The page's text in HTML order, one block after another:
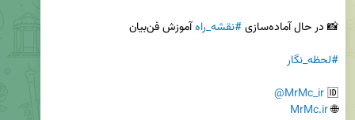
📸 در حال آماده‌سازی
#نقشه_راه
#لحظه_نگار
🆔
@MrMc_ir
🌐
MrMc.ir